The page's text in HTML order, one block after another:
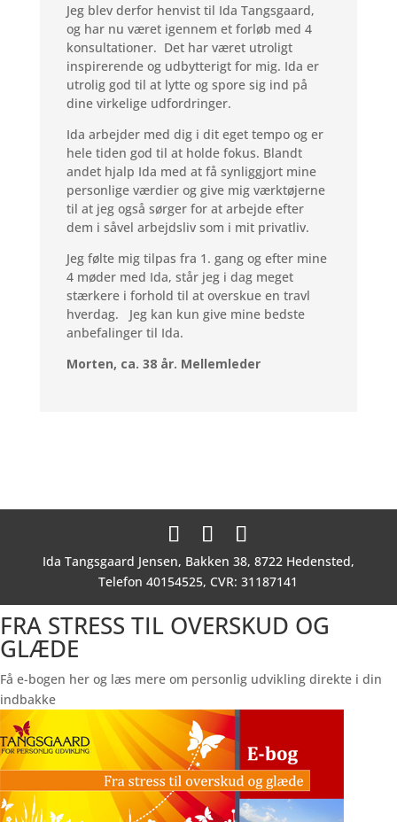
Jeg blev derfor henvist til Ida Tangsgaard,
og har nu været igennem et forløb med 4
konsultationer. Det har været utroligt
inspirerende og udbytterigt for mig. Ida er
utrolig god til at lytte og spore sig ind på
dine virkelige udfordringer.
Ida arbejder med dig i dit eget tempo og er
hele tiden god til at holde fokus. Blandt
andet hjalp Ida med at få synliggjort mine
personlige værdier og give mig værktøjerne
til at jeg også sørger for at arbejde efter
dem i såvel arbejdsliv som i mit privatliv.
Jeg følte mig tilpas fra 1. gang og efter mine
4 møder med Ida, står jeg i dag meget
stærkere i forhold til at overskue en travl
hverdag. Jeg kan kun give mine bedste
anbefalinger til Ida.
Morten, ca. 38 år. Mellemleder
Ida Tangsgaard Jensen, Bakken 38, 8722 Hedensted,
Telefon 40154525, CVR: 31187141
FRA STRESS TIL OVERSKUD OG
GLÆDE
Få e-bogen her og læs mere om personlig udvikling direkte i din
indbakke